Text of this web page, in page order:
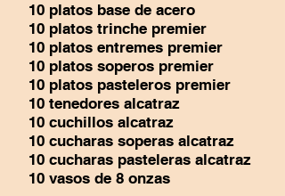
10 platos base de acero
10 platos trinche premier
10 platos entremes premier
10 platos soperos premier
10 platos pasteleros premier
10 tenedores alcatraz
10 cuchillos alcatraz
10 cucharas soperas alcatraz
10 cucharas pasteleras alcatraz
10 vasos de 8 onzas